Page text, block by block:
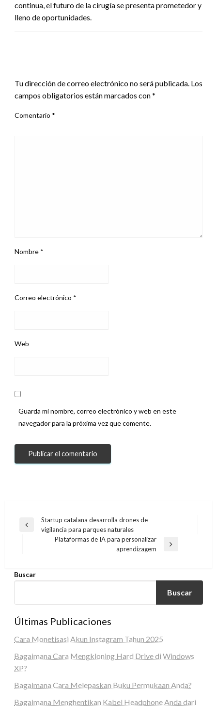
continua, el futuro de la cirugía se presenta prometedor y
lleno de oportunidades.
Tu dirección de correo electrónico no será publicada. Los
campos obligatorios están marcados con*
Comentario *
Nombre *
Correo electrónico *
Web
Guarda mi nombre, correo electrónico y web en este
navegador para la próxima vez que comente.
Navegación
Entrada
Startup catalana desarrolla drones de
vigilancia para parques naturales
Plataformas de IA para personalizar
aprendizagem
Buscar
Buscar
Últimas Publicaciones
Cara Monetisasi Akun Instagram Tahun 2025
Bagaimana Cara Mengkloning Hard Drive di Windows
XP?
Bagaimana Cara Melepaskan Buku Permukaan Anda?
Bagaimana Menghentikan Kabel Headphone Anda dari